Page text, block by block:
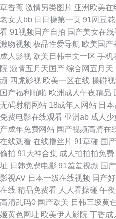
色影院 香蕉福利网 91视频免费网站 国
成人艺术网 福利社区导航 欧美人与兽
极品欧美 欧美在线免费18 午夜18禁91
情男女 国产足交在线观看 先锋影音女
三级网站国产 91部免费电影 草逼福利
影 国产91理论在线 欧美激情网站 婷婷
91地址网址 福利专区欧美精品 91免费
产97网 男同肛交免费视频 亚洲国产无
人妻草 成人AV午夜福利 无码成人影音
草香蕉 激情另类图片 亚洲欧美在
老女人bb 日日操第一页 91网豆
看 91视频国产自拍 国产美女在线
激吻视频 极品性爱导航 欧美国产
成人影视 欧美日韩中文一区 手机
院 激情五月天国产 综合网五月天
频 四虎影视 欧美一区在线 操碰
国产福利啪啪 欧洲成人午夜精品
无码射精网站 18成年人网站 日
免费电影在线观看 亚洲ab 成人
产成年免费网站 国产视频高清在
在线观看 在线撸丝片 91草碰 国
偷拍 91大神合集 成人拍拍拍免费
址 日韩免费电影 91羞羞视频 国
影视AV 日本一级在线视频 国产
在线 精品免费看 人人看操碰 午
高清乱码0 国产欧美 日韩三级黄
姬黄色网址 欧美伊人影院 丁香成